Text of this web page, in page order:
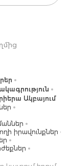
Ակբայում
իրավունքներ